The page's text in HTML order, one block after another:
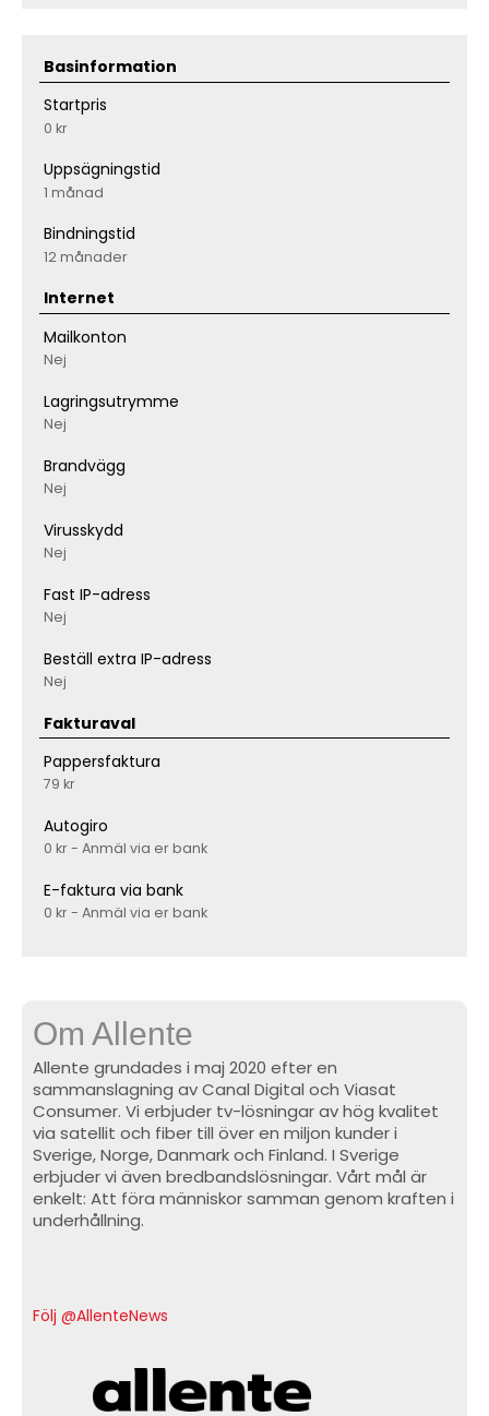
Basinformation
Startpris
0 kr
Uppsägningstid
1 månad
Bindningstid
12 månader
Internet
Mailkonton
Nej
Lagringsutrymme
Nej
Brandvägg
Nej
Virusskydd
Nej
Fast IP-adress
Nej
Beställ extra IP-adress
Nej
Fakturaval
Pappersfaktura
79 kr
Autogiro
0 kr - Anmäl via er bank
E-faktura via bank
0 kr - Anmäl via er bank
Om Allente
Allente grundades i maj 2020 efter en
sammanslagning av Canal Digital och Viasat
Consumer. Vi erbjuder tv-lösningar av hög kvalitet
via satellit och fiber till över en miljon kunder i
Sverige, Norge, Danmark och Finland. I Sverige
erbjuder vi även bredbandslösningar. Vårt mål är
enkelt: Att föra människor samman genom kraften i
underhållning.
Följ @AllenteNews